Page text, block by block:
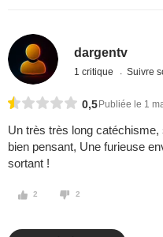
dargentv
1 critique Suivre
0,5 Publiée le 1
Un très très long
bien pensant, Une furieuse
sortant !
2 2